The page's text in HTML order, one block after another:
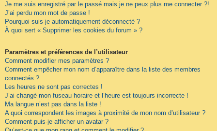
Je me suis enregistré par le passé mais je ne peux plus me connecter ?!
J’ai perdu mon mot de passe !
Pourquoi suis-je automatiquement déconnecté ?
À quoi sert « Supprimer les cookies du forum » ?
Paramètres et préférences de l’utilisateur
Comment modifier mes paramètres ?
Comment empêcher mon nom d’apparaître dans la liste des membres
connectés ?
Les heures ne sont pas correctes !
J’ai changé mon fuseau horaire et l’heure est toujours incorrecte !
Ma langue n’est pas dans la liste !
A quoi correspondent les images à proximité de mon nom d’utilisateur ?
Comment puis-je afficher un avatar ?